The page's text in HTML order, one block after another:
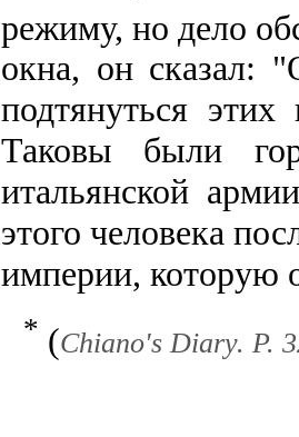
режиму, но дело
окна, он сказал:
подтянуться
Таковы были
итальянской
этого человека
империи, которую
* (Chiano's Diary. P.